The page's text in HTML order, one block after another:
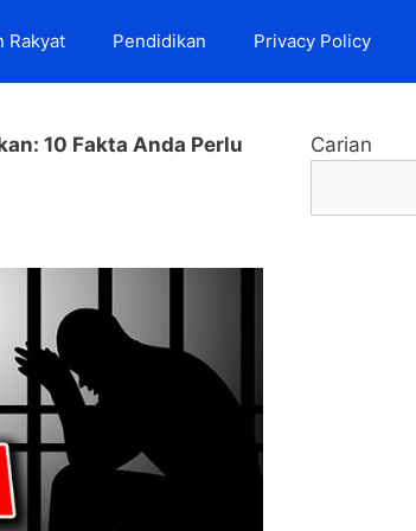
Rakyat Pendidikan Privacy Policy
10 Fakta Anda Perlu
Carian